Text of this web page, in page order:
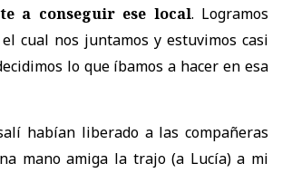
a conseguir ese local. Logramos
cual nos juntamos y estuvimos casi
lo que íbamos a hacer en esa
habían liberado a las compañeras
mano amiga la trajo (a Lucía) a mi